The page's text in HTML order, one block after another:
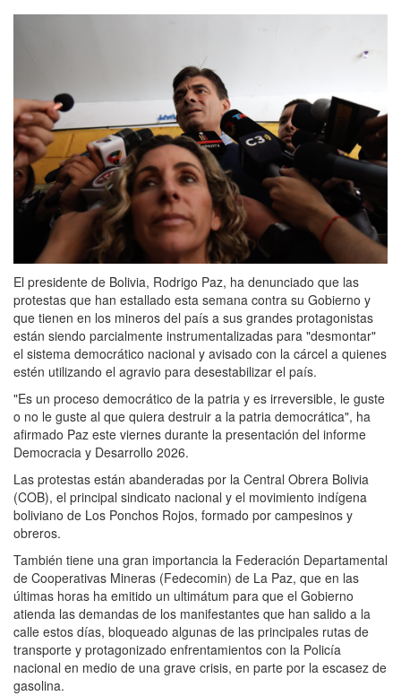
El presidente de Bolivia, Rodrigo Paz, ha denunciado que las
protestas que han estallado esta semana contra su Gobierno y
que tienen en los mineros del país a sus grandes protagonistas
están siendo parcialmente instrumentalizadas para "desmontar"
el sistema democrático nacional y avisado con la cárcel a quienes
estén utilizando el agravio para desestabilizar el país.
"Es un proceso democrático de la patria y es irreversible, le guste
o no le guste al que quiera destruir a la patria democrática", ha
afirmado Paz este viernes durante la presentación del informe
Democracia y Desarrollo 2026.
Las protestas están abanderadas por la Central Obrera Bolivia
(COB), el principal sindicato nacional y el movimiento indígena
boliviano de Los Ponchos Rojos, formado por campesinos y
obreros.
También tiene una gran importancia la Federación Departamental
de Cooperativas Mineras (Fedecomin) de La Paz, que en las
últimas horas ha emitido un ultimátum para que el Gobierno
atienda las demandas de los manifestantes que han salido a la
calle estos días, bloqueado algunas de las principales rutas de
transporte y protagonizado enfrentamientos con la Policía
nacional en medio de una grave crisis, en parte por la escasez de
gasolina.